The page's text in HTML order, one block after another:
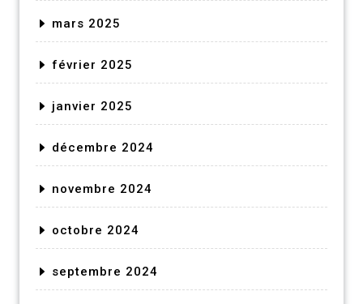
mars 2025
février 2025
janvier 2025
décembre 2024
novembre 2024
octobre 2024
septembre 2024